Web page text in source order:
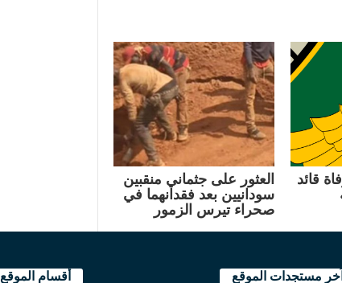
قائد
العثور على جثماني منقبين
سودانيين بعد فقدانهما في
صحراء تيرس الزمور
آخر مستجدات الموقع أقسام الموقع